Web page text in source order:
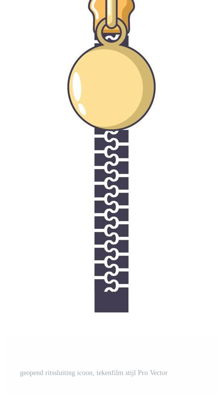
geopend ritssluiting icoon, tekenfilm stijl Pro Vector